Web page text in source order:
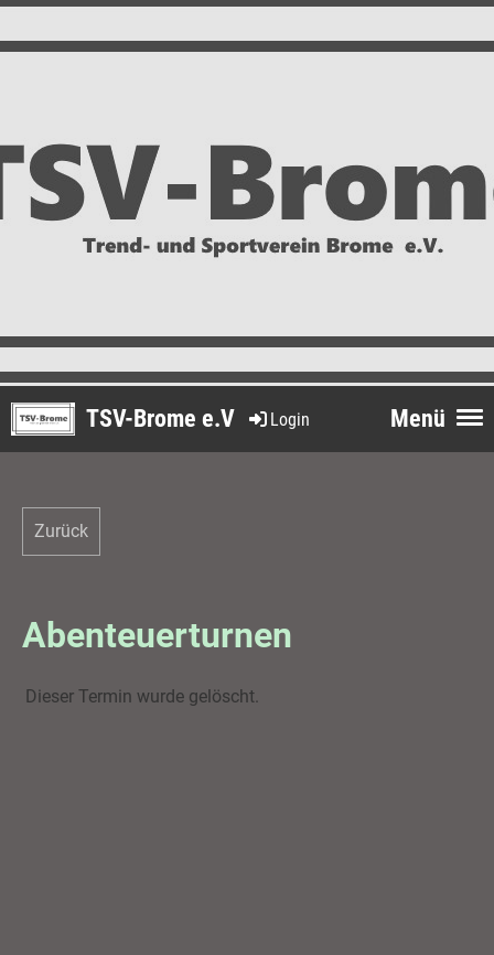
Menü
Login
TSV-Brome e.V
Zurück
Abenteuerturnen
Dieser Termin wurde gelöscht.